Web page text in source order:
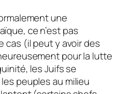
une
ce n’est pas
cas (il peut y avoir des
pour la lutte
les Juifs se
peuples au milieu